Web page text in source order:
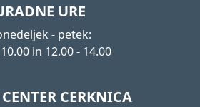
URE
- petek:
in 12.00 - 14.00
CERKNICA